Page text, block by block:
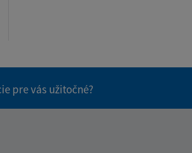
pre vás užitočné?